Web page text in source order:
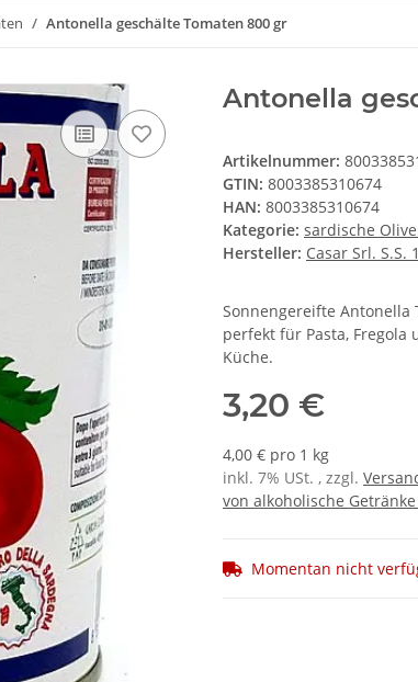
Antonella geschälte Tomaten 800 gr
Antonella
Artikelnummer:
GTIN: 8003385310674
HAN: 8003385310674
Kategorie: sardische
Hersteller: Casar Srl. S.S.
Sonnengereifte
perfekt für Pasta, Fregola
Küche.
3,20 €
4,00 € pro 1 kg
inkl. 7% USt. , zzgl.
von alkoholische
Momentan nicht